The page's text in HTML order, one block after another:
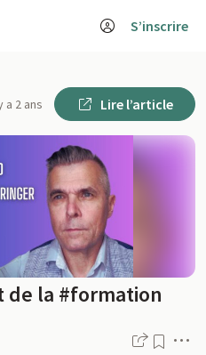
S’inscrire
2 ans Lire l’article
de la #formation